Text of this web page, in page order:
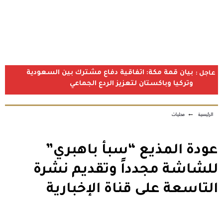
عاجل : بيان قمة مكة: اتفاقية دفاع مشترك بين السعودية
وتركيا وباكستان لتعزيز الردع الجماعي
الرئيسية ← محليات
عودة المذيع “سبأ باهبري”
للشاشة مجدداً وتقديم نشرة
التاسعة على قناة الإخبارية